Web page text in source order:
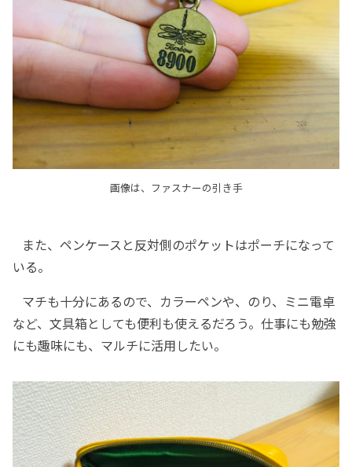
画像は、ファスナーの引き手
また、ペンケースと反対側のポケットはポーチになって
いる。
マチも十分にあるので、カラーペンや、のり、ミニ電卓
など、文具箱としても便利も使えるだろう。仕事にも勉強
にも趣味にも、マルチに活用したい。